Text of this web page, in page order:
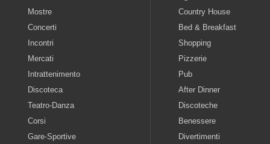
Mostre
Concerti
Incontri
Mercati
Intrattenimento
Discoteca
Teatro-Danza
Corsi
Gare-Sportive
Country House
Bed & Breakfast
Shopping
Pizzerie
Pub
After Dinner
Discoteche
Benessere
Divertimenti